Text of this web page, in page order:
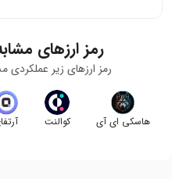
رمز ارزهای
رمز ارزهای زیر عملکردی
هاسکی ای آی کوالنت